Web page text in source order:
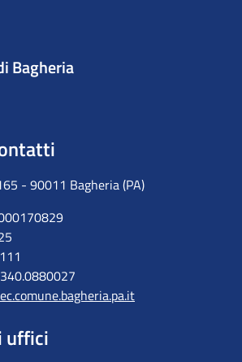
Bagheria
- 90011 Bagheria (PA)
uffici